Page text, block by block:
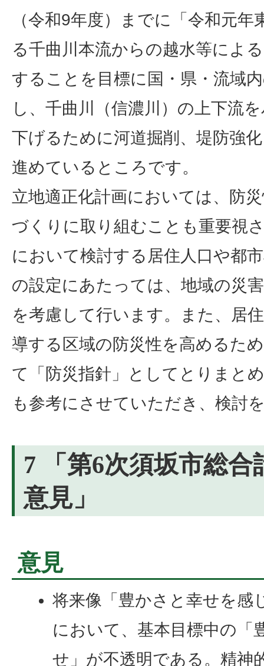
（令和9年度）までに「令和元
る千曲川本流からの越水等によ
することを目標に国・県・流域
し、千曲川（信濃川）の上下流
下げるために河道掘削、堤防強
進めているところです。
立地適正化計画においては、防
づくりに取り組むことも重要視
において検討する居住人口や都
の設定にあたっては、地域の災
を考慮して行います。また、居
導する区域の防災性を高めるた
て「防災指針」としてとりまと
も参考にさせていただき、検討
7 「第6次須坂市総
意見」
意見
将来像「豊かさと幸せを感
において、基本目標中の「
せ」が不透明である。精神